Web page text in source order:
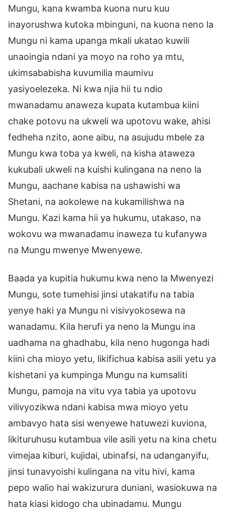
Mungu, kana kwamba kuona nuru kuu
inayorushwa kutoka mbinguni, na kuona neno la
Mungu ni kama upanga mkali ukatao kuwili
unaoingia ndani ya moyo na roho ya mtu,
ukimsababisha kuvumilia maumivu
yasiyoelezeka. Ni kwa njia hii tu ndio
mwanadamu anaweza kupata kutambua kiini
chake potovu na ukweli wa upotovu wake, ahisi
fedheha nzito, aone aibu, na asujudu mbele za
Mungu kwa toba ya kweli, na kisha ataweza
kukubali ukweli na kuishi kulingana na neno la
Mungu, aachane kabisa na ushawishi wa
Shetani, na aokolewe na kukamilishwa na
Mungu. Kazi kama hii ya hukumu, utakaso, na
wokovu wa mwanadamu inaweza tu kufanywa
na Mungu mwenye Mwenyewe.
Baada ya kupitia hukumu kwa neno la Mwenyezi
Mungu, sote tumehisi jinsi utakatifu na tabia
yenye haki ya Mungu ni visivyokosewa na
wanadamu. Kila herufi ya neno la Mungu ina
uadhama na ghadhabu, kila neno hugonga hadi
kiini cha mioyo yetu, likifichua kabisa asili yetu ya
kishetani ya kumpinga Mungu na kumsaliti
Mungu, pamoja na vitu vya tabia ya upotovu
vilivyozikwa ndani kabisa mwa mioyo yetu
ambavyo hata sisi wenyewe hatuwezi kuviona,
likituruhusu kutambua vile asili yetu na kina chetu
vimejaa kiburi, kujidai, ubinafsi, na udanganyifu,
jinsi tunavyoishi kulingana na vitu hivi, kama
pepo walio hai wakizurura duniani, wasiokuwa na
hata kiasi kidogo cha ubinadamu. Mungu